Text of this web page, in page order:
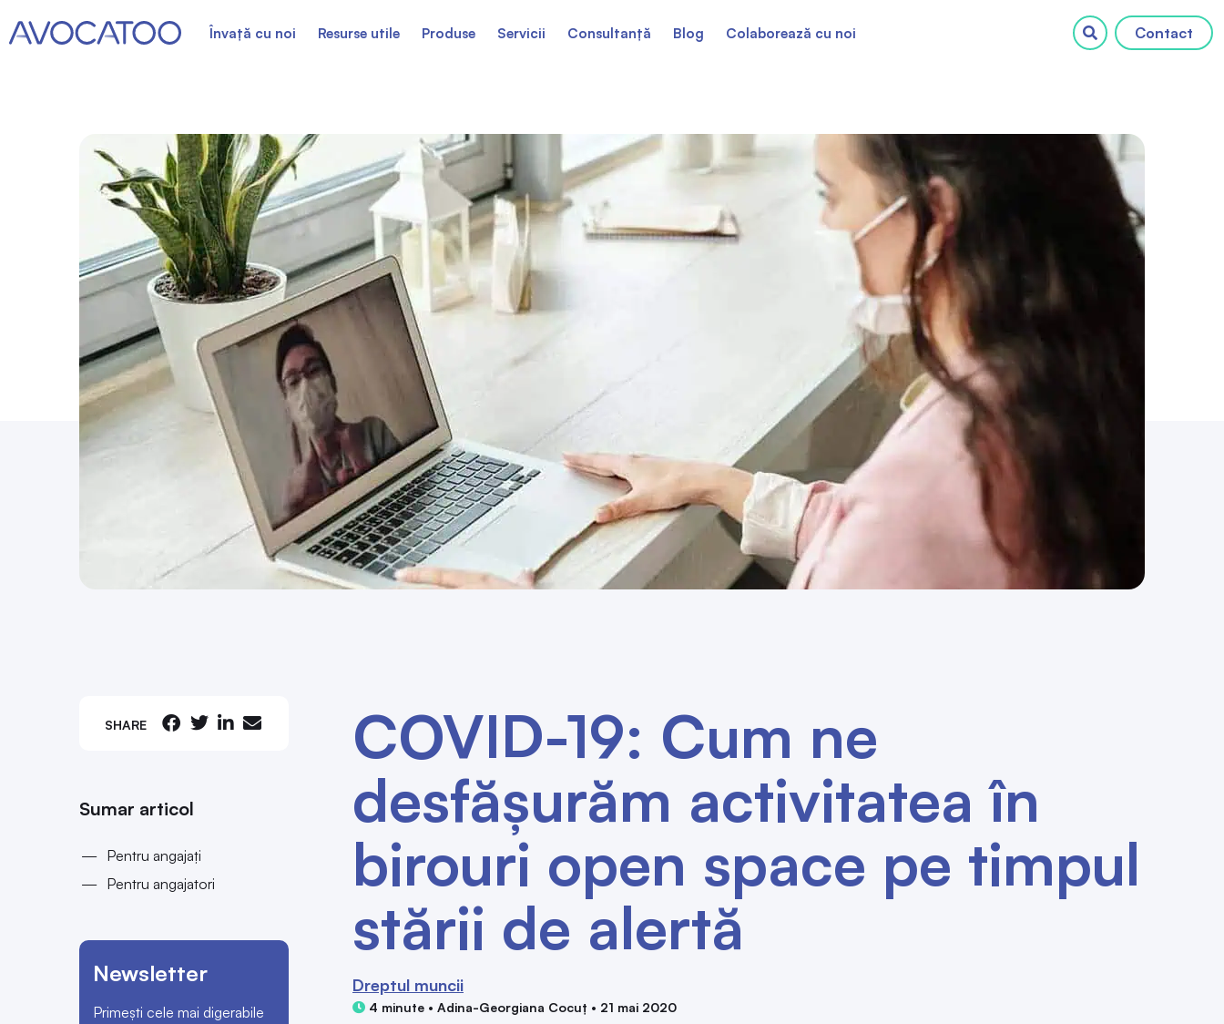
Contact
Învață cu noi Resurse utile Produse Servicii Consultanță Blog Colaborează cu noi
SHARE
Sumar articol
Pentru angajați
Pentru angajatori
Newsletter
Primești cele mai digerabile
COVID-19: Cum ne
desfăşurăm activitatea în
birouri open space pe timpul
stării de alertă
Dreptul muncii
4 minute • Adina-Georgiana Cocuț • 21 mai 2020